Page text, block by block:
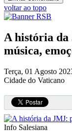
voltar ao topo
A história da
música,
Terça, 01 Agosto
Cidade do Vaticano
Info Salesiana